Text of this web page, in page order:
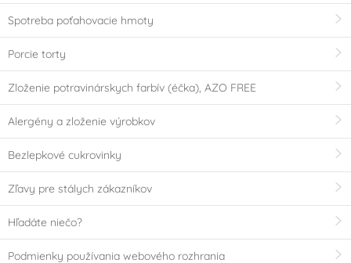
Spotreba poťahovacie hmoty
Porcie torty
Zloženie potravinárskych farbív (éčka), AZO FREE
Alergény a zloženie výrobkov
Bezlepkové cukrovinky
Zľavy pre stálych zákazníkov
Hľadáte niečo?
Podmienky používania webového rozhrania